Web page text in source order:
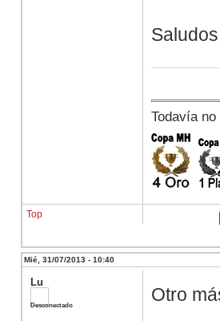
Saludos
Todavía
Top
Mié, 31/07/2013 - 10:40
Lu
Desconectado Otro